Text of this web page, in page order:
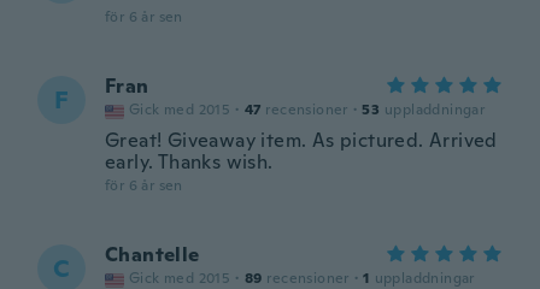
för 6 år sen
F Fran
Gick med 2015 · 47 recensioner · 53 uppladdningar
Great! Giveaway item. As pictured. Arrived
early. Thanks wish.
för 6 år sen
C Chantelle
Gick med 2015 · 89 recensioner · 1 uppladdningar